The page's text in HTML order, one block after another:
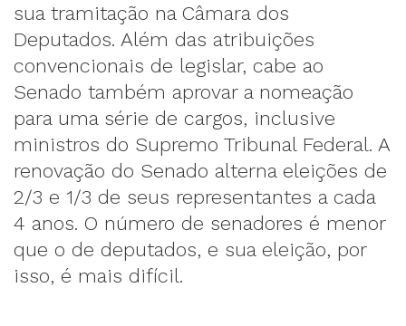
sua tramitação na Câmara dos
Deputados. Além das atribuições
convencionais de legislar, cabe ao
Senado também aprovar a nomeação
para uma série de cargos, inclusive
ministros do Supremo Tribunal Federal. A
renovação do Senado alterna eleições de
2/3 e 1/3 de seus representantes a cada
4 anos. O número de senadores é menor
que o de deputados, e sua eleição, por
isso, é mais difícil.